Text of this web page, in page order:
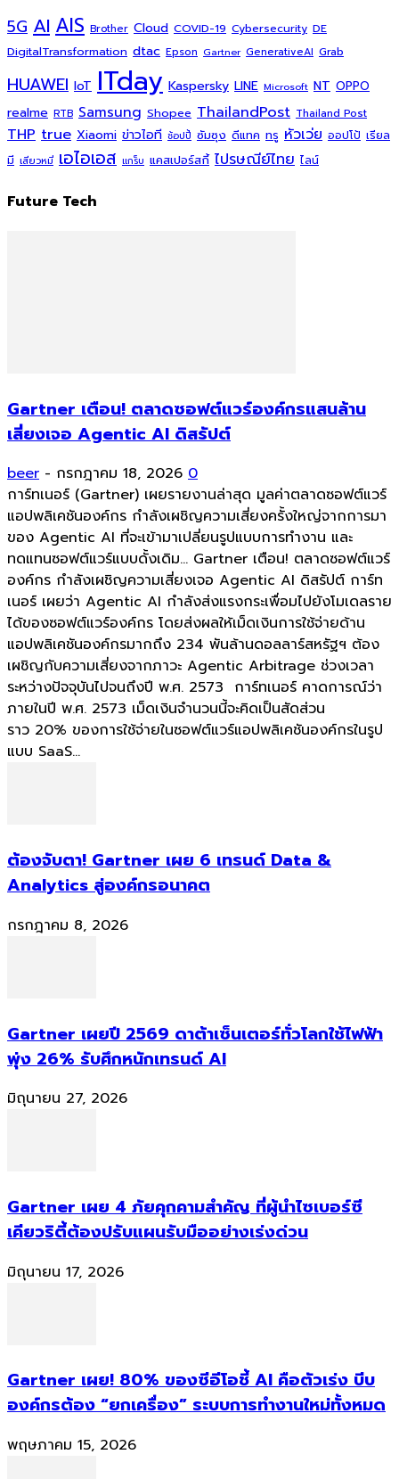
5G AIAIS Brother Cloud COVID-19 Cybersecurity DE
DigitalTransformation dtac Epson Gartner GenerativeAI Grab
HUAWEI IoT ITday Kaspersky LINE Microsoft NT OPPO
realme RTB Samsung Shopee ThailandPost Thailand Post
THP true Xiaomi ข่าวไอที ช้อปปี้ ซัมซุง ดีแทค ทรู หัวเว่ย ออปโป้ เรียล
มี เสียวหมี่ เอไอเอส แกร็บ แคสเปอร์สกี้ ไปรษณีย์ไทย ไลน์
Future Tech
Gartner เตือน! ตลาดซอฟต์แวร์องค์กรแสนล้าน
เสี่ยงเจอ Agentic AI ดิสรัปต์
beer - กรกฎาคม 18, 2026 0
การ์ทเนอร์ (Gartner) เผยรายงานล่าสุด มูลค่าตลาดซอฟต์แวร์
แอปพลิเคชันองค์กร กำลังเผชิญความเสี่ยงครั้งใหญ่จากการมา
ของ Agentic AI ที่จะเข้ามาเปลี่ยนรูปแบบการทำงาน และ
ทดแทนซอฟต์แวร์แบบดั้งเดิม... Gartner เตือน! ตลาดซอฟต์แวร์
องค์กร กำลังเผชิญความเสี่ยงเจอ Agentic AI ดิสรัปต์ การ์ท
เนอร์ เผยว่า Agentic AI กำลังส่งแรงกระเพื่อมไปยังโมเดลราย
ได้ของซอฟต์แวร์องค์กร โดยส่งผลให้เม็ดเงินการใช้จ่ายด้าน
แอปพลิเคชันองค์กรมากถึง 234 พันล้านดอลลาร์สหรัฐฯ ต้อง
เผชิญกับความเสี่ยงจากภาวะ Agentic Arbitrage ช่วงเวลา
ระหว่างปัจจุบันไปจนถึงปี พ.ศ. 2573 การ์ทเนอร์ คาดการณ์ว่า
ภายในปี พ.ศ. 2573 เม็ดเงินจำนวนนี้จะคิดเป็นสัดส่วน
ราว 20% ของการใช้จ่ายในซอฟต์แวร์แอปพลิเคชันองค์กรในรูป
แบบ SaaS...
ต้องจับตา! Gartner เผย 6 เทรนด์ Data &
Analytics สู่องค์กรอนาคต
กรกฎาคม 8, 2026
Gartner เผยปี 2569 ดาต้าเซ็นเตอร์ทั่วโลกใช้ไฟฟ้า
พุ่ง 26% รับศึกหนักเทรนด์ AI
มิถุนายน 27, 2026
Gartner เผย 4 ภัยคุกคามสำคัญ ที่ผู้นำไซเบอร์ซี
เคียวริตี้ต้องปรับแผนรับมืออย่างเร่งด่วน
มิถุนายน 17, 2026
Gartner เผย! 80% ของซีอีโอชี้ AI คือตัวเร่ง บีบ
องค์กรต้อง “ยกเครื่อง” ระบบการทำงานใหม่ทั้งหมด
พฤษภาคม 15, 2026